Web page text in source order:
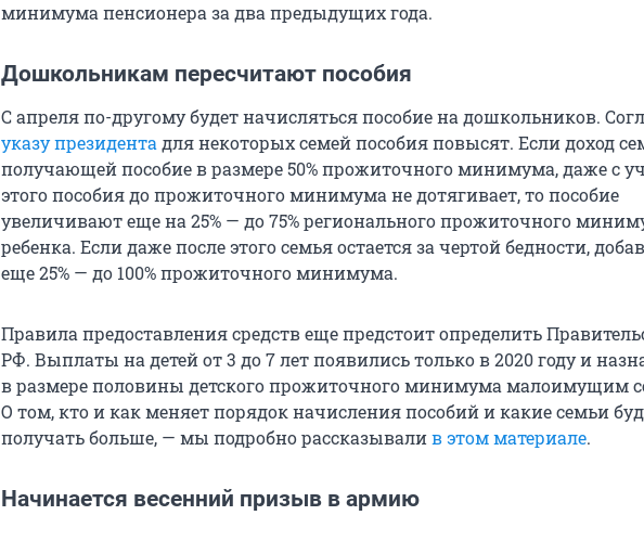
минимума пенсионера за два предыдущих года.
Дошкольникам пересчитают пособия
С апреля по-другому будет начисляться пособие на дошкольников.
указу президента для некоторых семей пособия повысят. Если доход
получающей пособие в размере 50% прожиточного минимума, даже с
этого пособия до прожиточного минимума не дотягивает, то пособие
увеличивают еще на 25% — до 75% регионального прожиточного
ребенка. Если даже после этого семья остается за чертой бедности,
еще 25% — до 100% прожиточного минимума.
Правила предоставления средств еще предстоит определить
РФ. Выплаты на детей от 3 до 7 лет появились только в 2020 году и
в размере половины детского прожиточного минимума малоимущим
О том, кто и как меняет порядок начисления пособий и какие семьи
получать больше, — мы подробно рассказывалив этом материале.
Начинается весенний призыв в армию